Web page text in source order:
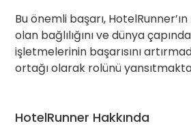
Bu önemli başarı,
olan bağlılığını ve dünya
işletmelerinin başarısını
ortağı olarak rolünü
HotelRunner Hakkında